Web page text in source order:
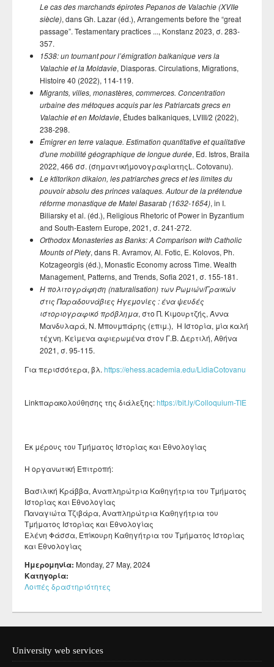
Le cas des marchands épirotes Pepanos de Valachie (XVIIe
siècle), dans Gh. Lazar (éd.), Arrangements before the “great
passage”. Testamentary practices ..., Konstanz 2023, σ. 283-
357.
1538: un tournant pour l’émigration balkanique vers la
Valachie et la Moldavie, Diasporas. Circulations, Migrations,
Histoire 40 (2022), 114-119.
Migrants, villes, monastères, commerces. Concentration
urbaine des métoques acquis par les Patriarcats grecs en
Valachie et en Moldavie, Études balkaniques, LVIII/2 (2022),
238-298.
Émigrer en terre valaque. Estimation quantitative et qualitative
d'une mobilité géographique de longue durée, Ed. Istros, Braila
2022, 466 σσ. (σημαντικήμονογραφίατηςL. Cotovanu).
Le ktitorikon dikaion, les patriarches grecs et les limites du
pouvoir absolu des princes valaques. Autour de la prétendue
réforme monastique de Matei Basarab (1632-1654), in I.
Biliarsky et al. (éd.), Religious Rhetoric of Power in Byzantium
and South-Eastern Europe, 2021, σ. 241-272.
Orthodox Monasteries as Banks: A Comparison with Catholic
Mounts of Piety, dans R. Avramov, Al. Fotic, E. Kolovos, Ph.
Kotzageorgis (éd.), Monastic Economy across Time. Wealth
Management, Patterns, and Trends, Sofia 2021, σ. 155-181.
Η πολιτογράφηση (naturalisation) των Ρωμιών/Γραικών
στις Παραδουνάβιες Ηγεμονίες : ένα ψευδές
ιστοριογραφικό πρόβλημα, στο Π. Κιμουρτζής, Άννα
Μανδυλαρά, Ν. Μπουμπάρης (επιμ.), Η Ιστορία, μία καλή
τέχνη. Κείμενα αφιερωμένα στον Γ.Β. Δερτιλή, Αθήνα
2021, σ. 95-115.
Για περισσότερα, βλ. https://ehess.academia.edu/LidiaCotovanu
Linkπαρακολούθησης της διάλεξης:https://bit.ly/Colloquium-TIE
Εκ μέρους του Τμήματος Ιστορίας και Εθνολογίας
Η οργανωτική Επιτροπή:
Βασιλική Κράββα, Αναπληρώτρια Καθηγήτρια του Τμήματος
Ιστορίας και Εθνολογίας
Παναγιώτα Τζιβάρα, Αναπληρώτρια Καθηγήτρια του
Τμήματος Ιστορίας και Εθνολογίας
Ελένη Φάσσα, Επίκουρη Καθηγήτρια του Τμήματος Ιστορίας
και Εθνολογίας
Ημερομηνία: Monday, 27 May, 2024
Κατηγορία:
Λοιπές δραστηριότητες
University web services